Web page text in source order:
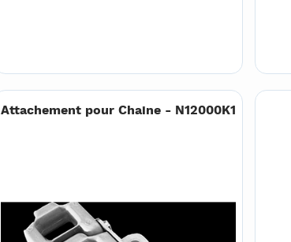
Attachement pour Chaine - N12000K1